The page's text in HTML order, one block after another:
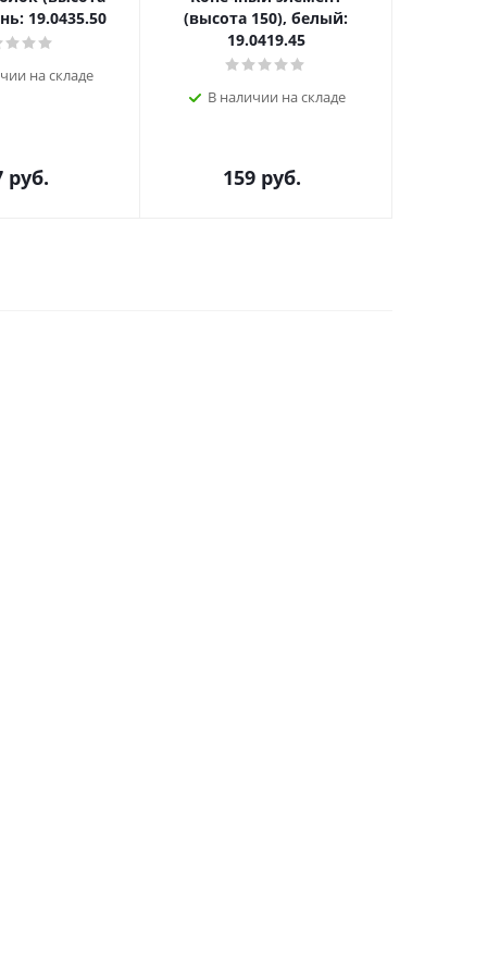
19.0435.50
на складе
руб.
(высота 150), белый:
19.0419.45
В наличии на складе
159 руб.